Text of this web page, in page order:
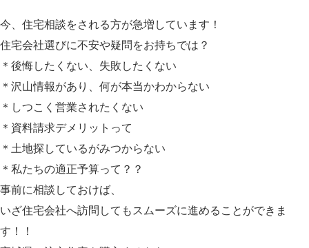
今、住宅相談をされる方が急増しています！
住宅会社選びに不安や疑問をお持ちでは？
＊後悔したくない、失敗したくない
＊沢山情報があり、何が本当かわからない
＊しつこく営業されたくない
＊資料請求デメリットって
＊土地探しているがみつからない
＊私たちの適正予算って？？
事前に相談しておけば、
いざ住宅会社へ訪問してもスムーズに進めることができま
す！！